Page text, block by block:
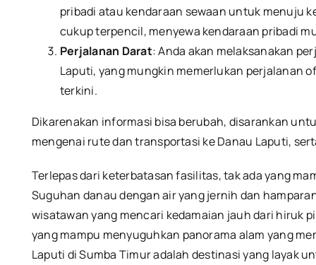
pribadi atau kendaraan sewaan untuk menuju
cukup terpencil, menyewa kendaraan pribadi
Perjalanan Darat: Anda akan melaksanakan
Laputi, yang mungkin memerlukan perjalanan
terkini.
Dikarenakan informasi bisa berubah, disarankan
mengenai rute dan transportasi ke Danau Laputi,
Terlepas dari keterbatasan fasilitas, tak ada yang
Suguhan danau dengan air yang jernih dan
wisatawan yang mencari kedamaian jauh dari hiruk
yang mampu menyuguhkan panorama alam yang
Laputi di Sumba Timur adalah destinasi yang layak